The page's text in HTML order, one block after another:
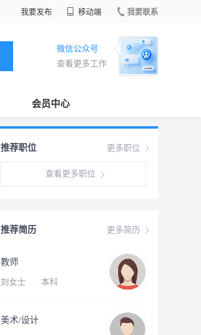
我要发布 移动端 我要联系
微信公众号
查看更多工作
会员中心
更多职位
推荐职位
查看更多职位
更多简历
推荐简历
教师
刘女士 · 本科
美术/设计